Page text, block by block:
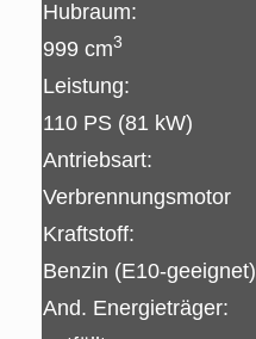
Hubraum:
999 cm3
Leistung:
110 PS (81 kW)
Antriebsart:
Verbrennungsmotor
Kraftstoff:
Benzin (E10-geeignet)
And. Energieträger: